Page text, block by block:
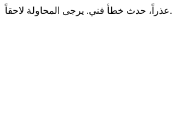
عذراً، حدث خطأ فني. يرجى المحاولة لاحقاً.